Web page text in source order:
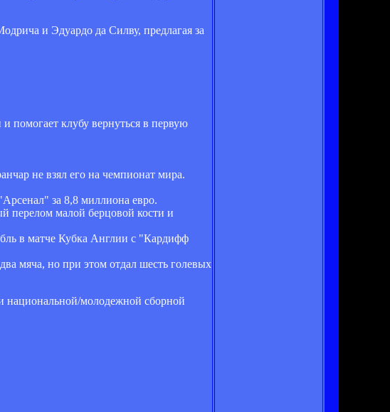
и Эдуардо да Силву, предлагая за
помогает клубу вернуться в первую
не взял его на чемпионат мира.
за 8,8 миллиона евро.
перелом малой берцовой кости и
в матче Кубка Англии с "Кардифф
мяча, но при этом отдал шесть голевых
национальной/молодежной сборной